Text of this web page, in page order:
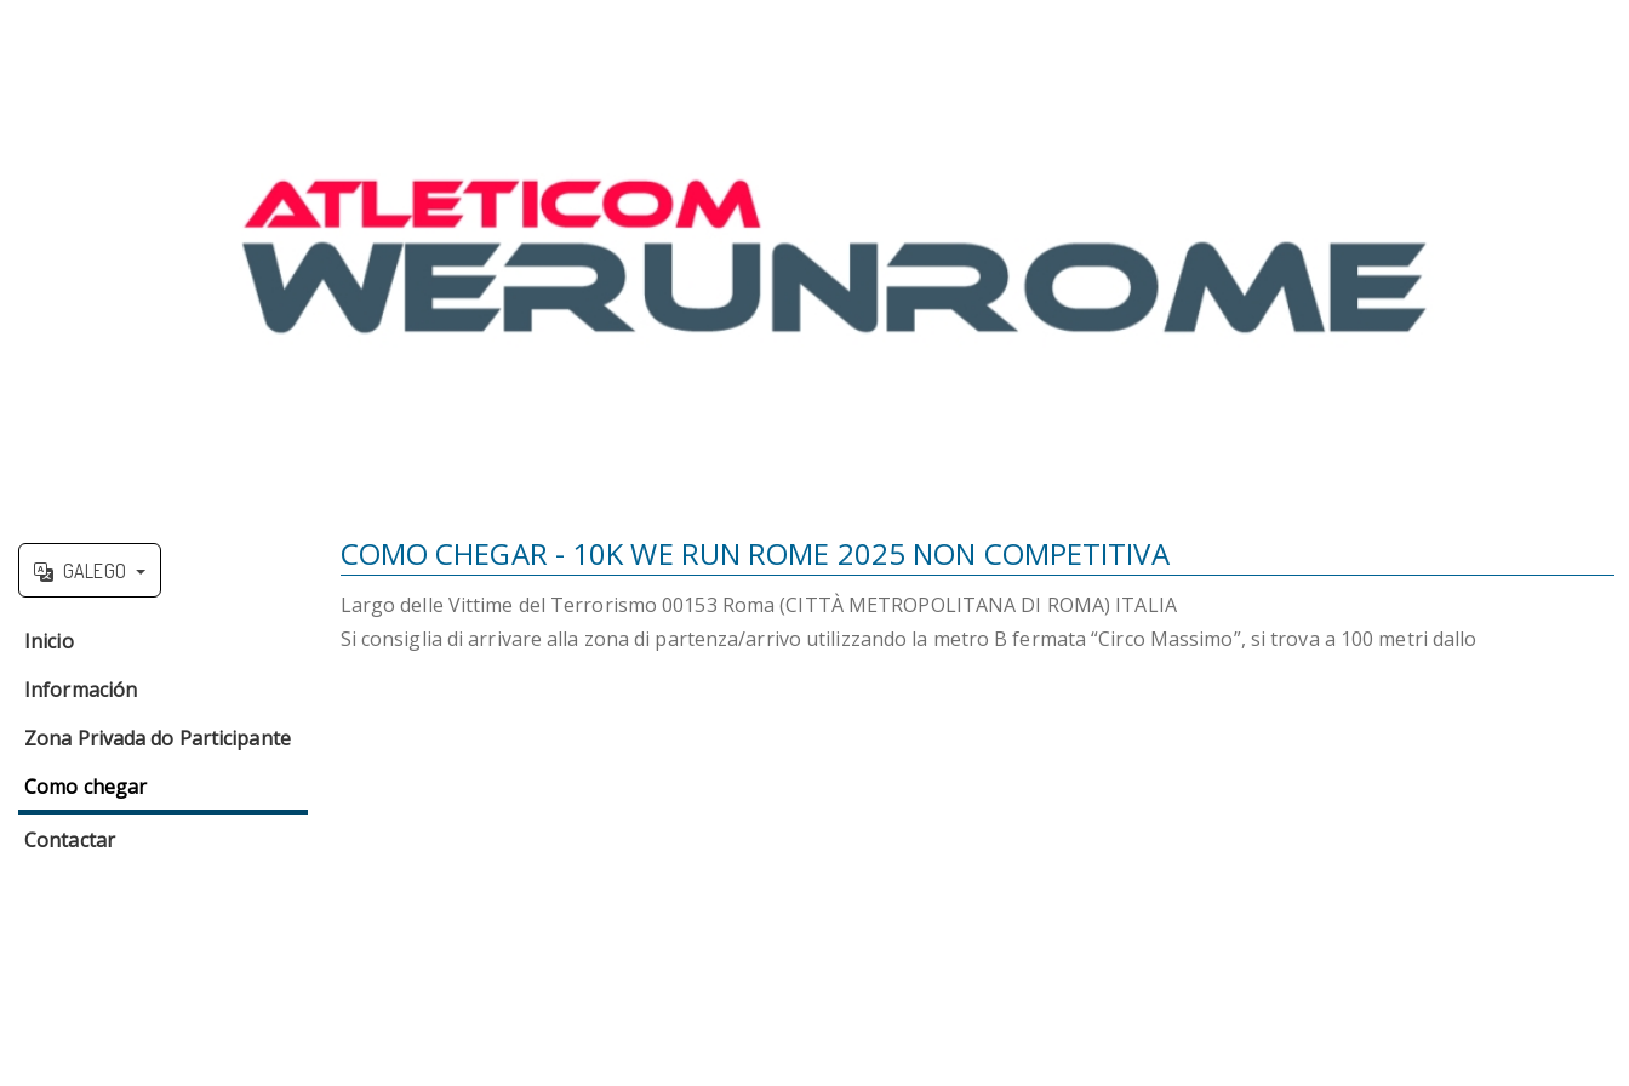
GALEGO
Inicio
Información
Zona Privada do Participante
Como chegar
Contactar
COMO CHEGAR - 10K WE RUN ROME 2025 NON COMPETITIVA
Largo delle Vittime del Terrorismo 00153 Roma (CITTÀ METROPOLITANA DI ROMA) ITALIA
Si consiglia di arrivare alla zona di partenza/arrivo utilizzando la metro B fermata “Circo Massimo”, si trova a 100 metri dallo